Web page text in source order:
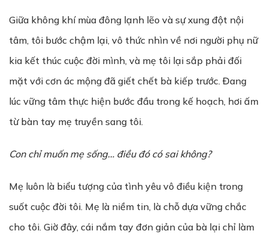
Giữa không khí mùa đông lạnh lẽo và sự xung đột nội
tâm, tôi bước chậm lại, vô thức nhìn về nơi người phụ nữ
kia kết thúc cuộc đời mình, và mẹ tôi lại sắp phải đối
mặt với cơn ác mộng đã giết chết bà kiếp trước. Đang
lúc vững tâm thực hiện bước đầu trong kế hoạch, hơi ấm
từ bàn tay mẹ truyền sang tôi.
Con chỉ muốn mẹ sống… điều đó có sai không?
Mẹ luôn là biểu tượng của tình yêu vô điều kiện trong
suốt cuộc đời tôi. Mẹ là niềm tin, là chỗ dựa vững chắc
cho tôi. Giờ đây, cái nắm tay đơn giản của bà lại chỉ làm